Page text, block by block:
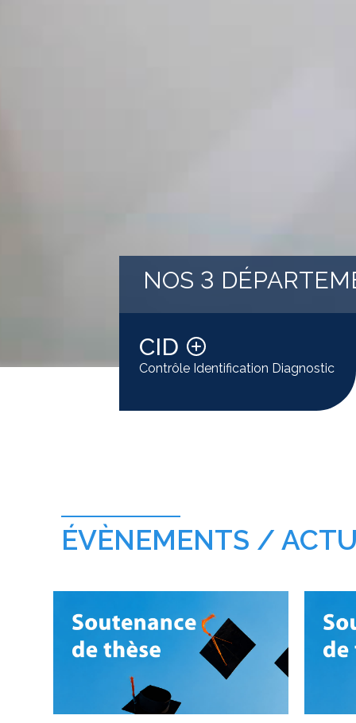
NOS 3
CID
Contrôle Identification Diagnostic
ÉVÈNEMENTS /